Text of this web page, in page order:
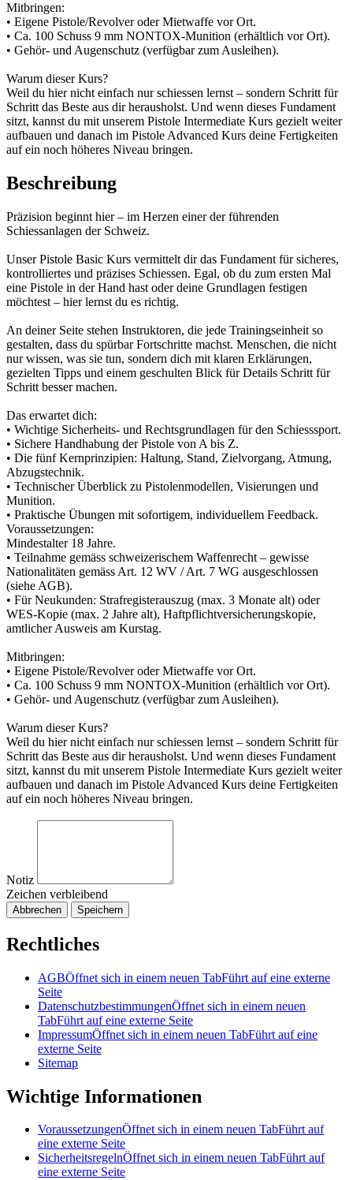
Mitbringen:
• Eigene Pistole/Revolver oder Mietwaffe vor Ort.
• Ca. 100 Schuss 9 mm NONTOX-Munition (erhältlich vor Ort).
• Gehör- und Augenschutz (verfügbar zum Ausleihen).
Warum dieser Kurs?
Weil du hier nicht einfach nur schiessen lernst – sondern Schritt für
Schritt das Beste aus dir herausholst. Und wenn dieses Fundament
sitzt, kannst du mit unserem Pistole Intermediate Kurs gezielt weiter
aufbauen und danach im Pistole Advanced Kurs deine Fertigkeiten
auf ein noch höheres Niveau bringen.
Beschreibung
Präzision beginnt hier – im Herzen einer der führenden
Schiessanlagen der Schweiz.
Unser Pistole Basic Kurs vermittelt dir das Fundament für sicheres,
kontrolliertes und präzises Schiessen. Egal, ob du zum ersten Mal
eine Pistole in der Hand hast oder deine Grundlagen festigen
möchtest – hier lernst du es richtig.
An deiner Seite stehen Instruktoren, die jede Trainingseinheit so
gestalten, dass du spürbar Fortschritte machst. Menschen, die nicht
nur wissen, was sie tun, sondern dich mit klaren Erklärungen,
gezielten Tipps und einem geschulten Blick für Details Schritt für
Schritt besser machen.
Das erwartet dich:
• Wichtige Sicherheits- und Rechtsgrundlagen für den Schiesssport.
• Sichere Handhabung der Pistole von A bis Z.
• Die fünf Kernprinzipien: Haltung, Stand, Zielvorgang, Atmung,
Abzugstechnik.
• Technischer Überblick zu Pistolenmodellen, Visierungen und
Munition.
• Praktische Übungen mit sofortigem, individuellem Feedback.
Voraussetzungen:
Mindestalter 18 Jahre.
• Teilnahme gemäss schweizerischem Waffenrecht – gewisse
Nationalitäten gemäss Art. 12 WV / Art. 7 WG ausgeschlossen
(siehe AGB).
• Für Neukunden: Strafregisterauszug (max. 3 Monate alt) oder
WES-Kopie (max. 2 Jahre alt), Haftpflichtversicherungskopie,
amtlicher Ausweis am Kurstag.
Mitbringen:
• Eigene Pistole/Revolver oder Mietwaffe vor Ort.
• Ca. 100 Schuss 9 mm NONTOX-Munition (erhältlich vor Ort).
• Gehör- und Augenschutz (verfügbar zum Ausleihen).
Warum dieser Kurs?
Weil du hier nicht einfach nur schiessen lernst – sondern Schritt für
Schritt das Beste aus dir herausholst. Und wenn dieses Fundament
sitzt, kannst du mit unserem Pistole Intermediate Kurs gezielt weiter
aufbauen und danach im Pistole Advanced Kurs deine Fertigkeiten
auf ein noch höheres Niveau bringen.
Notiz
Zeichen verbleibend
Abbrechen Speichern
Rechtliches
AGBÖffnet sich in einem neuen TabFührt auf eine externe
Seite
DatenschutzbestimmungenÖffnet sich in einem neuen
TabFührt auf eine externe Seite
ImpressumÖffnet sich in einem neuen TabFührt auf eine
externe Seite
Sitemap
Wichtige Informationen
VoraussetzungenÖffnet sich in einem neuen TabFührt auf
eine externe Seite
SicherheitsregelnÖffnet sich in einem neuen TabFührt auf
eine externe Seite